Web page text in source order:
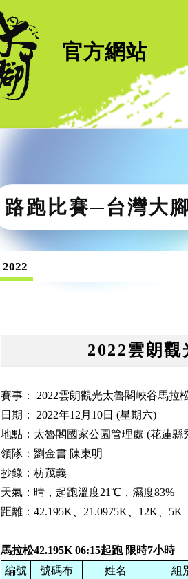
官方網站
路跑比賽─台灣大
2022
2022雲朗
賽事： 2022雲朗觀光太魯閣峽谷馬拉
日期： 2022年12月10日 (星期六)
地點：太魯閣國家公園管理處 (花蓮縣
領隊：劉金書 陳東明
抄錄：枋茂義
天氣：晴，起跑溫度21℃，濕度83%
距離：42.195K、21.0975K、12K、5K
馬拉松42.195K 06:15起跑 限時7小時
編號
號碼布 姓名
組